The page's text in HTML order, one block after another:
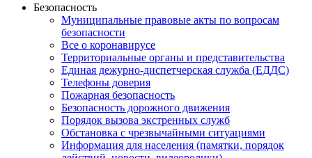
Безопасность
Муниципальные правовые акты по вопросам
безопасности
Все о коронавирусе
Территориальные органы и представительства
Единая дежурно-диспетчерская служба (ЕДДС)
Телефоны доверия
Пожарная безопасность
Безопасность дорожного движения
Порядок вызова экстренных служб
Обстановка с чрезвычайными ситуациями
Информация для населения (памятки, порядок